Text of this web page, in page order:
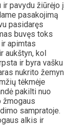
pavydu žiūrėjo į
pasakojimą
pasidaręs
buvęs toks
apimtas
aukštyn, kol
ir byra vašku
nukrito žemyn
tėkmėje
pakilti nuo
žmogaus
sampratoje.
alkis ir